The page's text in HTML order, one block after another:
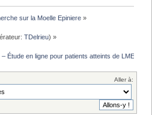
sur la Moelle Epiniere »
TDelrieu) »
Étude en ligne pour patients atteints de LME
Aller à: